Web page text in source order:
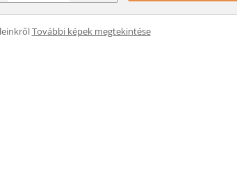
További képek megtekintése